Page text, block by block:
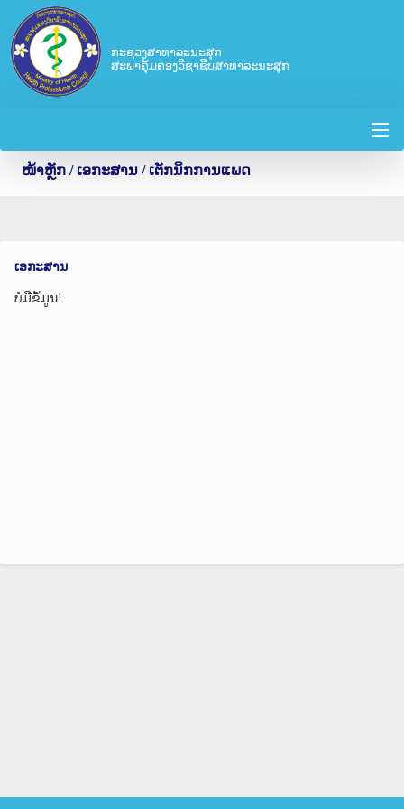
ກະຊວງສາທາລະນະສຸກ
ສະພາຄຸ້ມຄອງວິຊາຊີບສາທາລະນະສຸກ
ໜ້າຫຼັກ / ເອກະສານ / ເຕັກນິກການແພດ
ເອກະສານ
ບໍ່ມີຂໍ້ມູນ!